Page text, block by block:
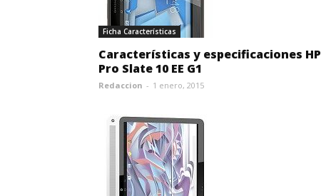
Ficha Características
Características y especificaciones HP
Pro Slate 10 EE G1
Redaccion - 1 enero, 2015